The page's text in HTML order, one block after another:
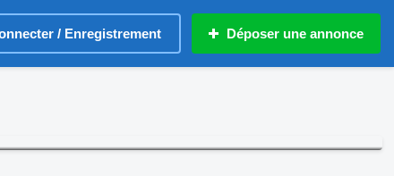
/ Enregistrement Déposer une annonce